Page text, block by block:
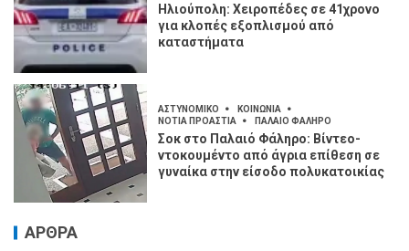
Ηλιούπολη: Χειροπέδες σε 41χρονο
για κλοπές εξοπλισμού από
καταστήματα
ΑΣΤΥΝΟΜΙΚΟ
ΚΟΙΝΩΝΙΑ
ΝΟΤΙΑ ΠΡΟΑΣΤΙΑ
ΠΑΛΑΙΟ ΦΑΛΗΡΟ
Σοκ στο Παλαιό Φάληρο: Βίντεο-
ντοκουμέντο από άγρια επίθεση σε
γυναίκα στην είσοδο πολυκατοικίας
ΑΡΘΡΑ